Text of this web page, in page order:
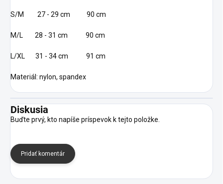
S/M 27 - 29 cm 90 cm
M/L 28 - 31 cm 90 cm
L/XL 31 - 34 cm 91 cm
Materiál: nylon, spandex
Diskusia
Buďte prvý, kto napíše príspevok k tejto položke.
Pridať komentár